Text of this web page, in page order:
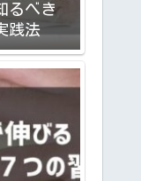
るべき
践法